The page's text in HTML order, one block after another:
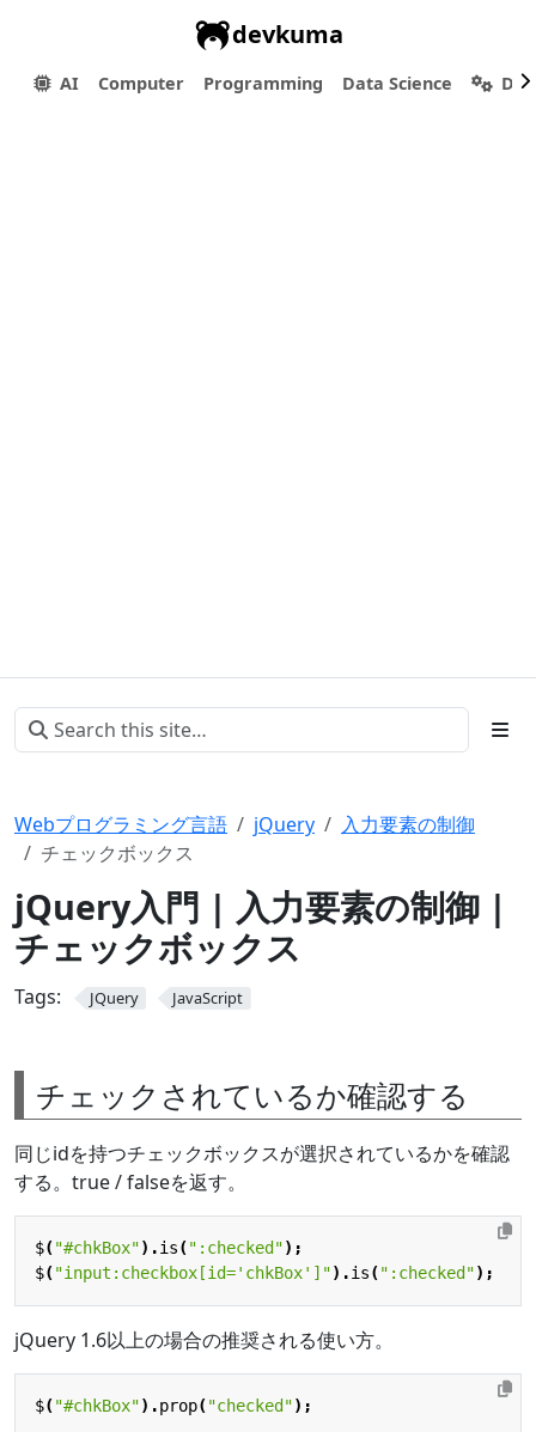
devkuma
AI Computer Programming Data Science
Webプログラミング言語 jQuery
入力要素の制御
チェックボックス
jQuery入門 | 入力要素の制御 |
チェックボックス
Tags: JQuery JavaScript
チェックされているか確認する
同じidを持つチェックボックスが選択されているかを確認
する。true / falseを返す。
$("#chkBox").is(":checked");
$("input:checkbox[id='chkBox']").is(":checked");
jQuery 1.6以上の場合の推奨される使い方。
$("#chkBox").prop("checked");